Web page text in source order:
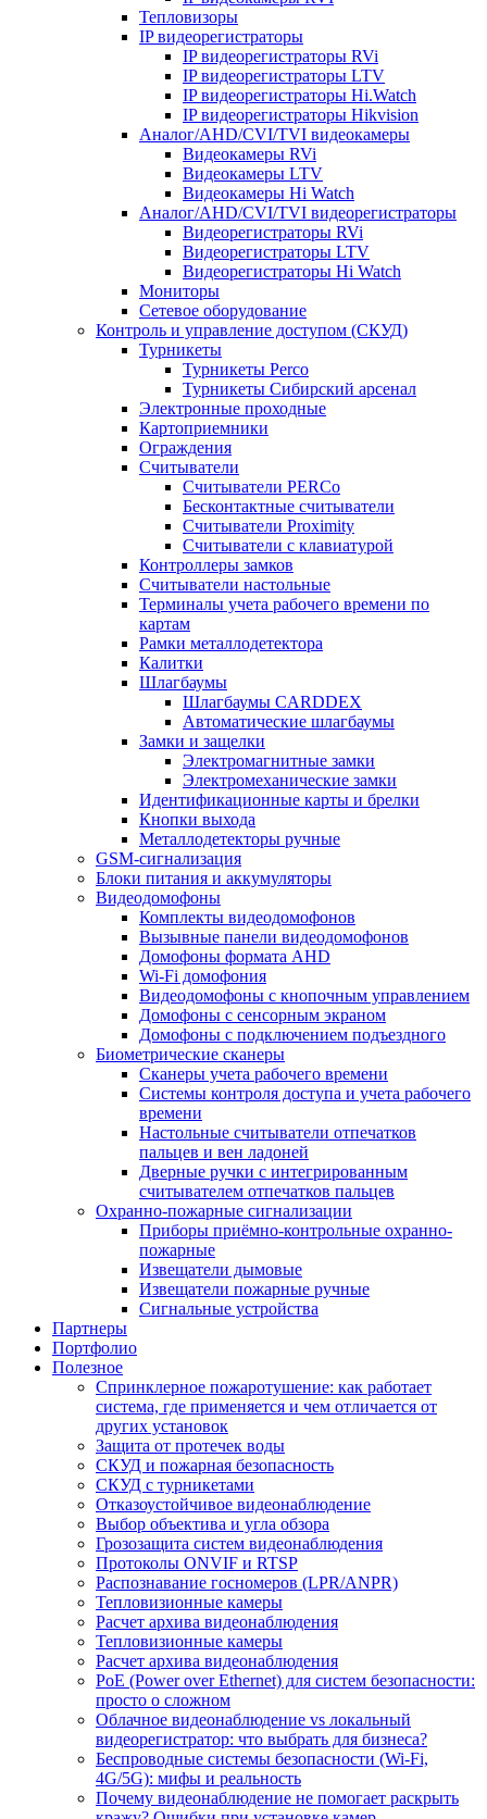
Тепловизоры
IP видеорегистраторы
IP видеорегистраторы RVi
IP видеорегистраторы LTV
IP видеорегистраторы Hi.Watch
IP видеорегистраторы Hikvision
Аналог/AHD/CVI/TVI видеокамеры
Видеокамеры RVi
Видеокамеры LTV
Видеокамеры Hi Watch
Аналог/AHD/CVI/TVI видеорегистраторы
Видеорегистраторы RVi
Видеорегистраторы LTV
Видеорегистраторы Hi Watch
Мониторы
Сетевое оборудование
Контроль и управление доступом (СКУД)
Турникеты
Турникеты Perco
Турникеты Сибирский арсенал
Электронные проходные
Картоприемники
Ограждения
Считыватели
Считыватели PERCo
Бесконтактные считыватели
Считыватели Proximity
Считыватели с клавиатурой
Контроллеры замков
Считыватели настольные
Терминалы учета рабочего времени по
картам
Рамки металлодетектора
Калитки
Шлагбаумы
Шлагбаумы CARDDEX
Автоматические шлагбаумы
Замки и защелки
Электромагнитные замки
Электромеханические замки
Идентификационные карты и брелки
Кнопки выхода
Металлодетекторы ручные
GSM-сигнализация
Блоки питания и аккумуляторы
Видеодомофоны
Комплекты видеодомофонов
Вызывные панели видеодомофонов
Домофоны формата AHD
Wi-Fi домофония
Видеодомофоны с кнопочным управлением
Домофоны с сенсорным экраном
Домофоны с подключением подъездного
Биометрические сканеры
Сканеры учета рабочего времени
Системы контроля доступа и учета рабочего
времени
Настольные считыватели отпечатков
пальцев и вен ладоней
Дверные ручки с интегрированным
считывателем отпечатков пальцев
Охранно-пожарные сигнализации
Приборы приёмно-контрольные охранно-
пожарные
Извещатели дымовые
Извещатели пожарные ручные
Сигнальные устройства
Партнеры
Портфолио
Полезное
Спринклерное пожаротушение: как работает
система, где применяется и чем отличается от
других установок
Защита от протечек воды
СКУД и пожарная безопасность
СКУД с турникетами
Отказоустойчивое видеонаблюдение
Выбор объектива и угла обзора
Грозозащита систем видеонаблюдения
Протоколы ONVIF и RTSP
Распознавание госномеров (LPR/ANPR)
Тепловизионные камеры
Расчет архива видеонаблюдения
Тепловизионные камеры
Расчет архива видеонаблюдения
PoE (Power over Ethernet) для систем безопасности:
просто о сложном
Облачное видеонаблюдение vs локальный
видеорегистратор: что выбрать для бизнеса?
Беспроводные системы безопасности (Wi-Fi,
4G/5G): мифы и реальность
Почему видеонаблюдение не помогает раскрыть